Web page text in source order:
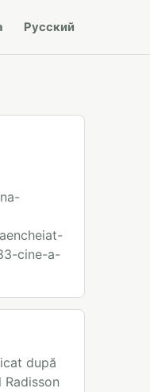
Русский
cine-a-
după